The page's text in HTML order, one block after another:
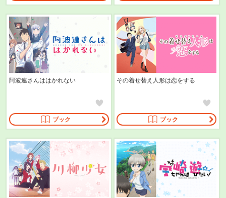
阿波連さんははかれない
ブック
その着せ替え人形は恋をする
ブック